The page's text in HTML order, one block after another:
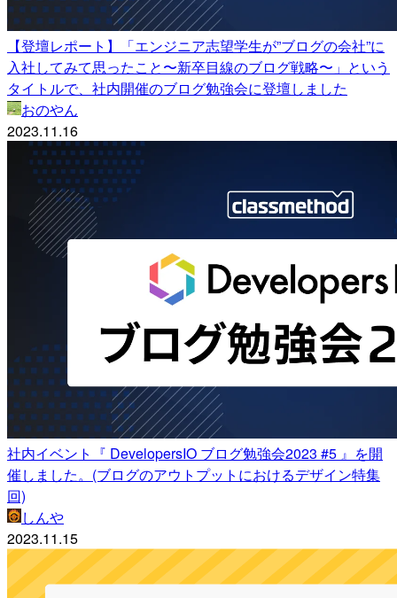
【登壇レポート】「エンジニア志望学生が”ブログの会社”に
入社してみて思ったこと〜新卒目線のブログ戦略〜」という
タイトルで、社内開催のブログ勉強会に登壇しました
おのやん
2023.11.16
社内イベント『 DevelopersIO ブログ勉強会2023 #5 』を開
催しました。(ブログのアウトプットにおけるデザイン特集
回)
しんや
2023.11.15